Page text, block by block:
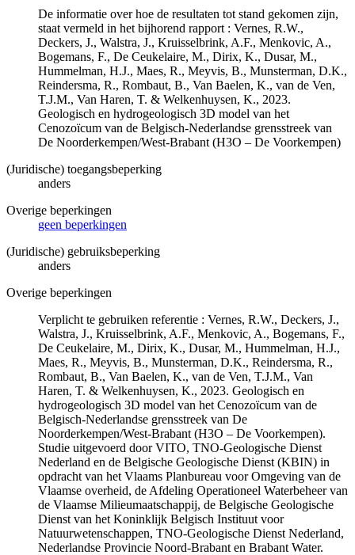
De informatie over hoe de resultaten tot stand gekomen zijn,
staat vermeld in het bijhorend rapport : Vernes, R.W.,
Deckers, J., Walstra, J., Kruisselbrink, A.F., Menkovic, A.,
Bogemans, F., De Ceukelaire, M., Dirix, K., Dusar, M.,
Hummelman, H.J., Maes, R., Meyvis, B., Munsterman, D.K.,
Reindersma, R., Rombaut, B., Van Baelen, K., van de Ven,
T.J.M., Van Haren, T. & Welkenhuysen, K., 2023.
Geologisch en hydrogeologisch 3D model van het
Cenozoïcum van de Belgisch-Nederlandse grensstreek van
De Noorderkempen/West-Brabant (H3O – De Voorkempen)
(Juridische) toegangsbeperking
anders
Overige beperkingen
geen beperkingen
(Juridische) gebruiksbeperking
anders
Overige beperkingen
Verplicht te gebruiken referentie : Vernes, R.W., Deckers, J.,
Walstra, J., Kruisselbrink, A.F., Menkovic, A., Bogemans, F.,
De Ceukelaire, M., Dirix, K., Dusar, M., Hummelman, H.J.,
Maes, R., Meyvis, B., Munsterman, D.K., Reindersma, R.,
Rombaut, B., Van Baelen, K., van de Ven, T.J.M., Van
Haren, T. & Welkenhuysen, K., 2023. Geologisch en
hydrogeologisch 3D model van het Cenozoïcum van de
Belgisch-Nederlandse grensstreek van De
Noorderkempen/West-Brabant (H3O – De Voorkempen).
Studie uitgevoerd door VITO, TNO-Geologische Dienst
Nederland en de Belgische Geologische Dienst (KBIN) in
opdracht van het Vlaams Planbureau voor Omgeving van de
Vlaamse overheid, de Afdeling Operationeel Waterbeheer van
de Vlaamse Milieumaatschappij, de Belgische Geologische
Dienst van het Koninklijk Belgisch Instituut voor
Natuurwetenschappen, TNO-Geologische Dienst Nederland,
Nederlandse Provincie Noord-Brabant en Brabant Water.